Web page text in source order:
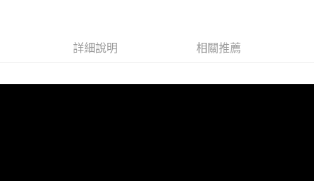
每筆NT$100，滿NT$2,000(含以上)免運費
付款後門市自取
詳細說明 相關推薦